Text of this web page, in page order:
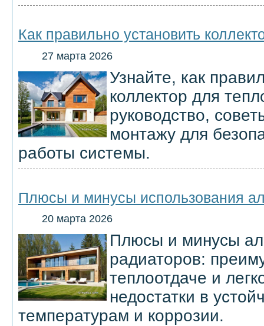
Как правильно установить
27 марта 2026
Узнайте, как
коллектор для
руководство,
монтажу для
работы системы.
Плюсы и минусы использования
20 марта 2026
Плюсы и минусы
радиаторов:
теплоотдаче и
недостатки в
температурам и коррозии.